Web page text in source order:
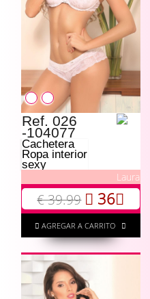
Ref. 026
-104077
Cachetera
Ropa interior
sexy
Laura
€ 39.99 36
AGREGAR A CARRITO